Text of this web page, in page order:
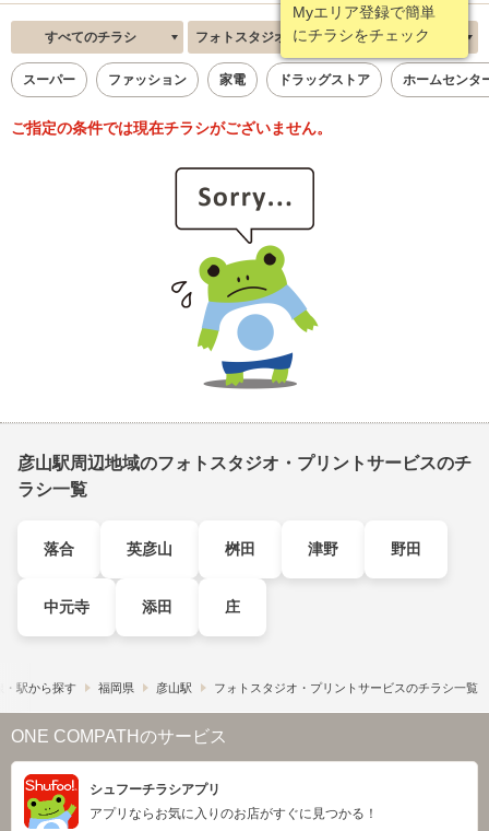
Myエリア登録で簡単
にチラシをチェック
すべてのチラシ フォトスタジオ・プリントサービス 新着順
スーパー ファッション 家電 ドラッグストア ホームセンタ
ご指定の条件では現在チラシがございません。
彦山駅周辺地域のフォトスタジオ・プリントサービスのチ
ラシ一覧
落合 英彦山 桝田 津野 野田
中元寺 添田 庄
・駅から探す 福岡県 彦山駅 フォトスタジオ・プリントサービスのチラシ一覧
ONE COMPATHのサービス
シュフーチラシアプリ
アプリならお気に入りのお店がすぐに見つかる！